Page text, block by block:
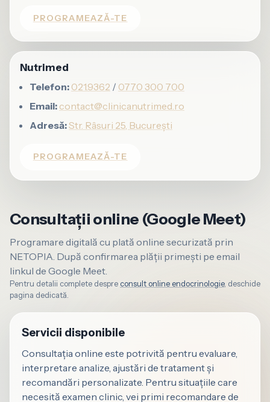
PROGRAMEAZĂ-TE
Nutrimed
Telefon: 021.9362 / 0770 300 700
Email: contact@clinicanutrimed.ro
Adresă:Str. Râsuri 25, București
PROGRAMEAZĂ-TE
Consultații online (Google Meet)
Programare digitală cu plată online securizată prin
NETOPIA. După confirmarea plății primești pe email
linkul de Google Meet.
Pentru detalii complete despre consult online endocrinologie, deschide
pagina dedicată.
Servicii disponibile
Consultația online este potrivită pentru evaluare,
interpretare analize, ajustări de tratament și
recomandări personalizate. Pentru situațiile care
necesită examen clinic, vei primi recomandare de